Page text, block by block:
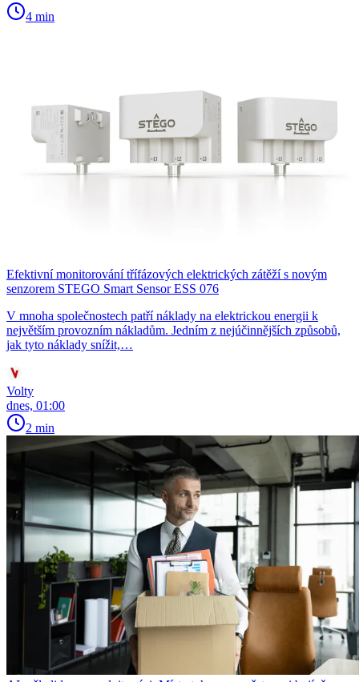
4 min
Efektivní monitorování třífázových elektrických zátěží s novým
senzorem STEGO Smart Sensor ESS 076
V mnoha společnostech patří náklady na elektrickou energii k
největším provozním nákladům. Jedním z nejúčinnějších způsobů,
jak tyto náklady snížit,…
Volty
dnes, 01:00
2 min